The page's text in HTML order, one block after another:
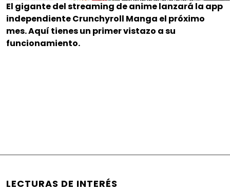
El gigante del streaming de anime lanzará la app
independiente Crunchyroll Manga el próximo
mes. Aquí tienes un primer vistazo a su
funcionamiento.
LECTURAS DE INTERÉS